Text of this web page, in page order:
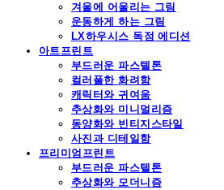
겨울에 어울리는 그림
운동하게 하는 그림
LX하우시스 독점 에디션
아트프린트
부드러운 파스텔톤
컬러풀한 화려함
캐릭터와 귀여움
추상화와 미니멀리즘
동양화와 빈티지스타일
사진과 디테일함
프리미엄프린트
부드러운 파스텔톤
추상화와 모더니즘